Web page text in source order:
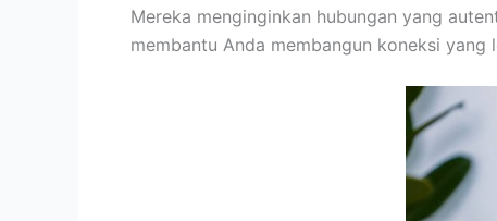
Mereka menginginkan hubungan yang
membantu Anda membangun koneksi yang